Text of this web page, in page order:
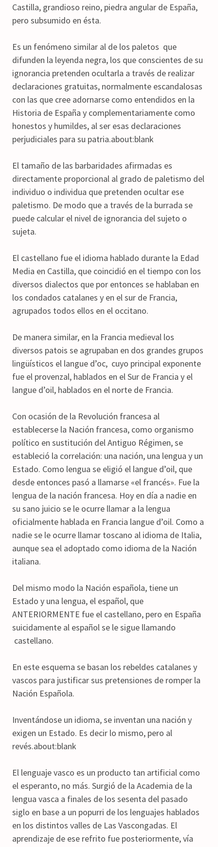
Castilla, grandioso reino, piedra angular de España,
pero subsumido en ésta.
Es un fenómeno similar al de los paletos que
difunden la leyenda negra, los que conscientes de su
ignorancia pretenden ocultarla a través de realizar
declaraciones gratuitas, normalmente escandalosas
con las que cree adornarse como entendidos en la
Historia de España y complementariamente como
honestos y humildes, al ser esas declaraciones
perjudiciales para su patria.about:blank
El tamaño de las barbaridades afirmadas es
directamente proporcional al grado de paletismo del
individuo o individua que pretenden ocultar ese
paletismo. De modo que a través de la burrada se
puede calcular el nivel de ignorancia del sujeto o
sujeta.
El castellano fue el idioma hablado durante la Edad
Media en Castilla, que coincidió en el tiempo con los
diversos dialectos que por entonces se hablaban en
los condados catalanes y en el sur de Francia,
agrupados todos ellos en el occitano.
De manera similar, en la Francia medieval los
diversos patois se agrupaban en dos grandes grupos
lingüísticos el langue d’oc, cuyo principal exponente
fue el provenzal, hablados en el Sur de Francia y el
langue d’oil, hablados en el norte de Francia.
Con ocasión de la Revolución francesa al
establecerse la Nación francesa, como organismo
político en sustitución del Antiguo Régimen, se
estableció la correlación: una nación, una lengua y un
Estado. Como lengua se eligió el langue d’oil, que
desde entonces pasó a llamarse «el francés». Fue la
lengua de la nación francesa. Hoy en día a nadie en
su sano juicio se le ocurre llamar a la lengua
oficialmente hablada en Francia langue d’oil. Como a
nadie se le ocurre llamar toscano al idioma de Italia,
aunque sea el adoptado como idioma de la Nación
italiana.
Del mismo modo la Nación española, tiene un
Estado y una lengua, el español, que
ANTERIORMENTE fue el castellano, pero en España
suicidamente al español se le sigue llamando
castellano.
En este esquema se basan los rebeldes catalanes y
vascos para justificar sus pretensiones de romper la
Nación Española.
Inventándose un idioma, se inventan una nación y
exigen un Estado. Es decir lo mismo, pero al
revés.about:blank
El lenguaje vasco es un producto tan artificial como
el esperanto, no más. Surgió de la Academia de la
lengua vasca a finales de los sesenta del pasado
siglo en base a un popurri de los lenguajes hablados
en los distintos valles de Las Vascongadas. El
aprendizaje de ese refrito fue posteriormente, vía